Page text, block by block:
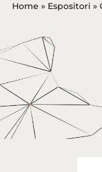
Home » Espositori »